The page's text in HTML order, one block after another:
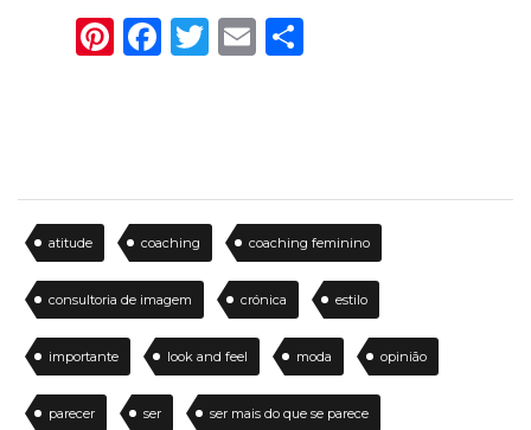
Pinterest
Facebook
Twitter
Email
atitude coaching coaching feminino
consultoria de imagem crónica estilo
importante look and feel moda opinião
parecer ser ser mais do que se parece